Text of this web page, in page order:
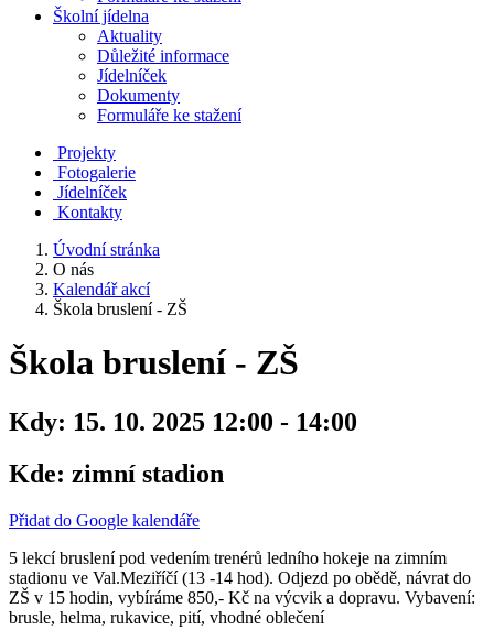
Školní jídelna
Aktuality
Důležité informace
Jídelníček
Dokumenty
Formuláře ke stažení
Projekty
Fotogalerie
Jídelníček
Kontakty
Úvodní stránka
O nás
Kalendář akcí
Škola bruslení - ZŠ
Škola bruslení - ZŠ
Kdy: 15. 10. 2025 12:00 - 14:00
Kde: zimní stadion
Přidat do Google kalendáře
5 lekcí bruslení pod vedením trenérů ledního hokeje na zimním
stadionu ve Val.Meziříčí (13 -14 hod). Odjezd po obědě, návrat do
ZŠ v 15 hodin, vybíráme 850,- Kč na výcvik a dopravu. Vybavení:
brusle, helma, rukavice, pití, vhodné oblečení